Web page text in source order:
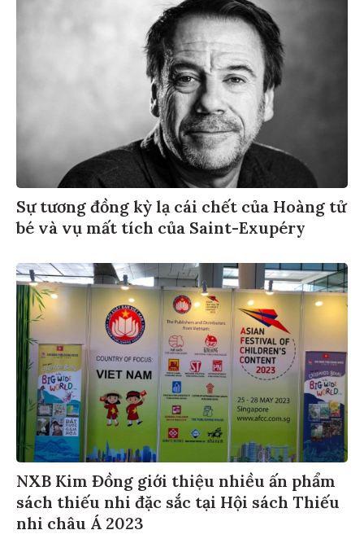
Sự tương đồng kỳ lạ cái chết của Hoàng tử
bé và vụ mất tích của Saint-Exupéry
NXB Kim Đồng giới thiệu nhiều ấn phẩm
sách thiếu nhi đặc sắc tại Hội sách Thiếu
nhi châu Á 2023